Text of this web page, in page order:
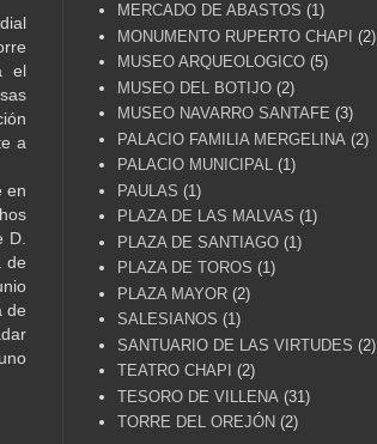
el
a
en
D.
de
de
MERCADO DE ABASTOS (1)
MONUMENTO RUPERTO CHAPI
(2)
MUSEO ARQUEOLOGICO (5)
MUSEO DEL BOTIJO (2)
MUSEO NAVARRO SANTAFE (3)
PALACIO FAMILIA MERGELINA (2)
PALACIO MUNICIPAL (1)
PAULAS (1)
PLAZA DE LAS MALVAS (1)
PLAZA DE SANTIAGO (1)
PLAZA DE TOROS (1)
PLAZA MAYOR (2)
SALESIANOS (1)
SANTUARIO DE LAS VIRTUDES (2)
TEATRO CHAPI
(2)
TESORO DE VILLENA (31)
TORRE DEL OREJÓN (2)